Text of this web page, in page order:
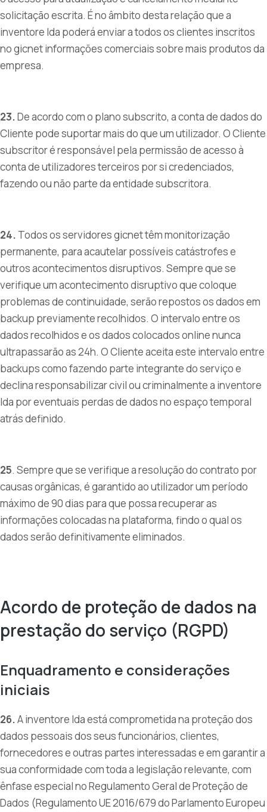
solicitação escrita. É no âmbito desta relação que a
inventore lda poderá enviar a todos os clientes inscritos
no gicnet informações comerciais sobre mais produtos da
empresa.
23.De acordo com o plano subscrito, a conta de dados do
Cliente pode suportar mais do que um utilizador. O Cliente
subscritor é responsável pela permissão de acesso à
conta de utilizadores terceiros por si credenciados,
fazendo ou não parte da entidade subscritora.
24. Todos os servidores gicnet têm monitorização
permanente, para acautelar possíveis catástrofes e
outros acontecimentos disruptivos. Sempre que se
verifique um acontecimento disruptivo que coloque
problemas de continuidade, serão repostos os dados em
backup previamente recolhidos. O intervalo entre os
dados recolhidos e os dados colocados online nunca
ultrapassarão as 24h. O Cliente aceita este intervalo entre
backups como fazendo parte integrante do serviço e
declina responsabilizar civil ou criminalmente a inventore
lda por eventuais perdas de dados no espaço temporal
atrás definido.
25. Sempre que se verifique a resolução do contrato por
causas orgânicas, é garantido ao utilizador um período
máximo de 90 dias para que possa recuperar as
informações colocadas na plataforma, findo o qual os
dados serão definitivamente eliminados.
Acordo de proteção de dados na
prestação do serviço (RGPD)
Enquadramento e considerações
iniciais
26.A inventore lda está comprometida na proteção dos
dados pessoais dos seus funcionários, clientes,
fornecedores e outras partes interessadas e em garantir a
sua conformidade com toda a legislação relevante, com
ênfase especial no Regulamento Geral de Proteção de
Dados (Regulamento UE 2016/679 do Parlamento Europeu